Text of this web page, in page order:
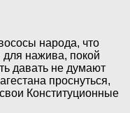
народа, что
нажива, покой
давать не думают
проснуться,
Конституционные